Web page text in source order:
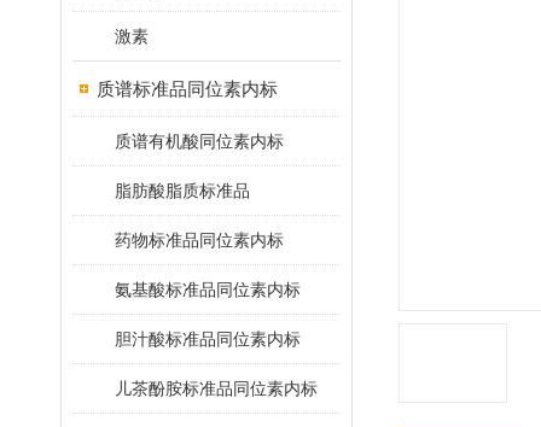
激素
质谱标准品同位素内标
质谱有机酸同位素内标
脂肪酸脂质标准品
药物标准品同位素内标
氨基酸标准品同位素内标
胆汁酸标准品同位素内标
儿茶酚胺标准品同位素内标